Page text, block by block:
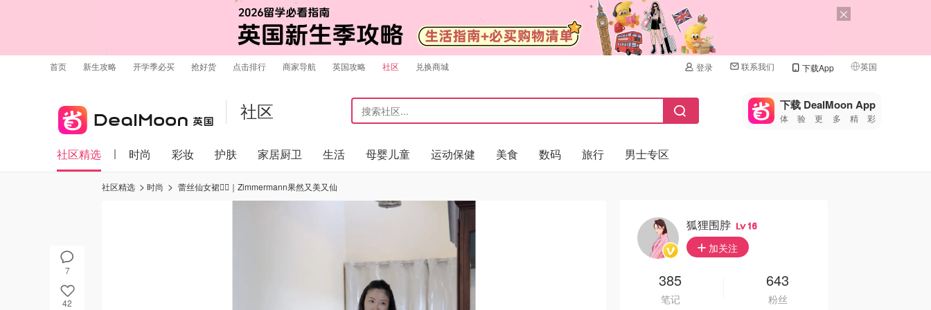
首页 新生攻略 开学季必买 抢好货 点击排行 商家导航 英国攻略 社区 兑换商城 登录 联系我们 下载App 英国
🇺🇸
🇨🇳 中国
🇮🇹
社区 下载 DealMoon App
体验更多精彩
社区精选 时尚 彩妆 护肤 家居厨卫 生活 母婴儿童 运动保健 美食 数码 旅行 男士专区
7
42
社区精选 时尚 蕾丝仙女裙🧚‍♀️｜Zimmermann果然又美又仙
狐狸围脖 16
加关注
385
笔记
643
粉丝